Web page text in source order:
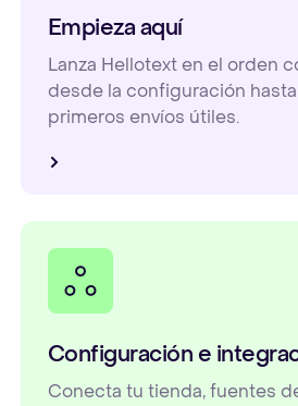
Empieza aquí
Lanza Hellotext en el orden
desde la configuración
primeros envíos útiles.
Configuración e
Conecta tu tienda, fuentes